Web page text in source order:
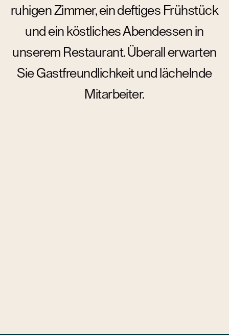
ruhigen Zimmer, ein deftiges Frühstück
und ein köstliches Abendessen in
unserem Restaurant. Überall erwarten
Sie Gastfreundlichkeit und lächelnde
Mitarbeiter.